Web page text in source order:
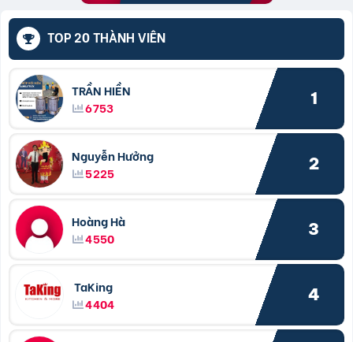
TOP 20 THÀNH VIÊN
TRẦN HIỀN
6753
1
Nguyễn Hưởng
5225
2
Hoàng Hà
4550
3
TaKing
4404
4